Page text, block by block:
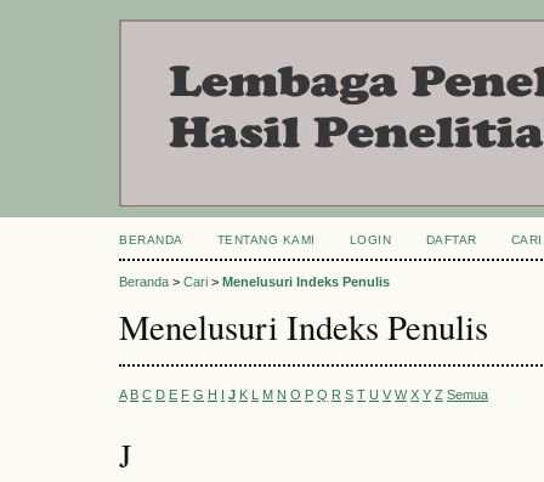
BERANDA TENTANG KAMI LOGIN DAFTAR CARI
Beranda > Cari > Menelusuri Indeks Penulis
Menelusuri Indeks Penulis
A B C D E F G H I J K L M N O P Q R S T U V W X Y Z Semua
J